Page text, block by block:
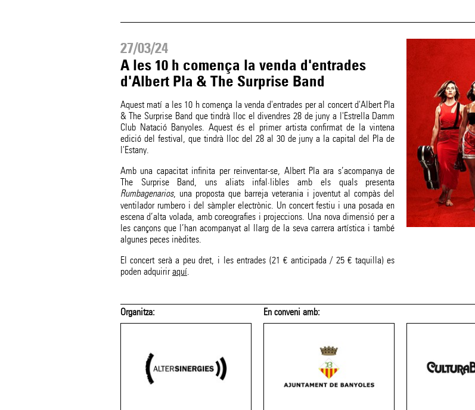
27/03/24
A les 10 h comença la venda d'entrades
d'Albert Pla & The Surprise Band
Aquest matí a les 10 h comença la venda d'entrades per al concert d'Albert Pla
& The Surprise Band que tindrà lloc el divendres 28 de juny a l'Estrella Damm
Club Natació Banyoles. Aquest és el primer artista confirmat de la vintena
edició del festival, que tindrà lloc del 28 al 30 de juny a la capital del Pla de
l'Estany.
Amb una capacitat infinita per reinventar-se, Albert Pla ara s’acompanya de
The Surprise Band, uns aliats infal·libles amb els quals presenta
Rumbagenarios, una proposta que barreja veterania i joventut al compàs del
ventilador rumbero i del sàmpler electrònic. Un concert festiu i una posada en
escena d’alta volada, amb coreografies i projeccions. Una nova dimensió per a
les cançons que l’han acompanyat al llarg de la seva carrera artística i també
algunes peces inèdites.
El concert serà a peu dret, i les entrades (21 € anticipada / 25 € taquilla) es
poden adquiriraquí.
Organitza: En conveni amb: